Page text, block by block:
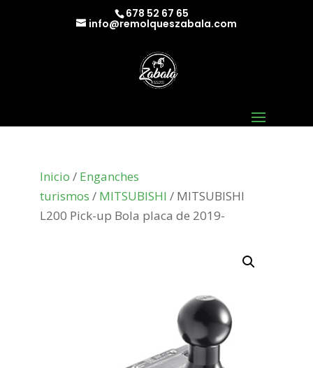
678 52 67 65
info@remolqueszabala.com
Inicio / Enganches
turismos / MITSUBISHI / MITSUBISHI
L200 Pick-up Bola placa de 2019-